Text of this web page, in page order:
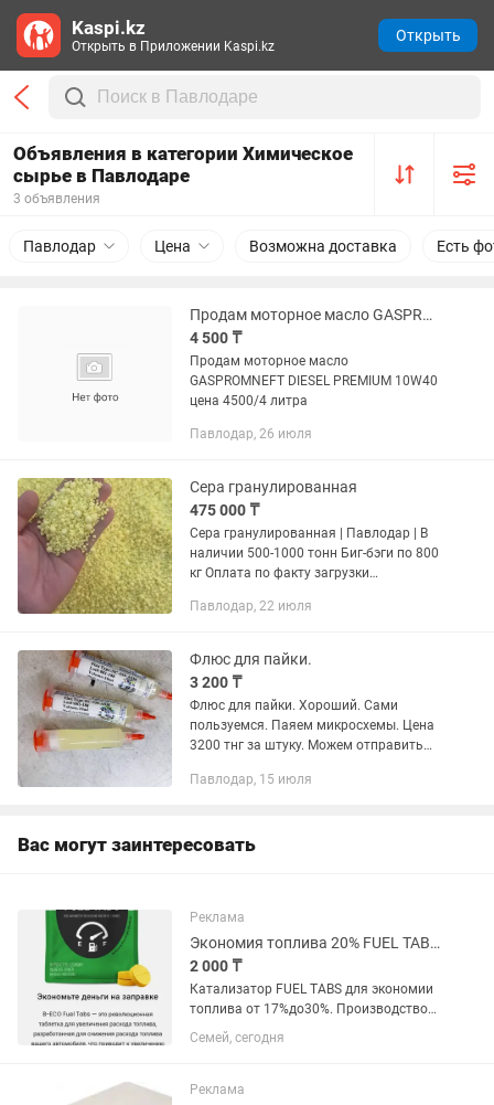
Объявления в категории Химическое
сырье в Павлодаре
3 объявления
Павлодар Цена Возможна доставка Есть
Продам моторное масло GASPROMNEFT DIESEL PREMIUM 10W40
4 500 ₸
Продам моторное масло
GASPROMNEFT DIESEL PREMIUM 10W40
цена 4500/4 литра
Павлодар, 26 июля
Сера гранулированная
475 000 ₸
Сера гранулированная | Павлодар | В
наличии 500-1000 тонн Биг-бэги по 800
кг Оплата по факту загрузки
Павлодар, 22 июля
Флюс для пайки.
3 200 ₸
Флюс для пайки. Хороший. Сами
пользуемся. Паяем микросхемы. Цена
3200 тнг за штуку. Можем отправить
Павлодар, 15 июля
Вас могут заинтересовать
Реклама
Экономия топлива 20% FUEL TABS (USA)
2 000 ₸
Катализатор FUEL TABS для экономии
топлива от 17%до30%. Производство
США. Дополнительный Доход! Бизнес!
Доставка в 100 стран мира! Напрямую
выгодной цене через...
Семей, сегодня
Реклама
Kaspi.kz
Открыть в Приложении Kaspi.kz
Открыть